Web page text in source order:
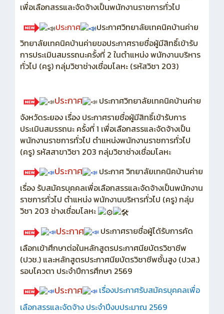
เพื่อเลือกสรรและจัดจ้างเป็นพนักงานราชการทั่วไป
ประกาศ
ประกาศวิทยาลัยเทคนิคบ้านค่าย
วิทยาลัยเทคนิคบ้านค่ายขอประกาศรายชื่อผู้มีสิทธิ์เข้ารับ
การประเมินสมรรถนะครั้งที่ 2 ในตำแหน่ง พนักงานบริหาร
ทั่วไป (ครู) กลุ่มวิชาช่างเชื่อมโลหะ (รหัสวิชา 203)
ประกาศ
ประกาศวิทยาลัยเทคนิคบ้านค่าย
จังหวัดระยอง เรื่อง ประกาศรายชื่อผู้มีสิทธิ์เข้ารับการ
ประเมินสมรรถนะ ครั้งที่ 1 เพื่อเลือกสรรและจัดจ้างเป็น
พนักงานราชการทั่วไป ตำแหน่งพนักงานราชการทั่วไป
(ครู) รหัสสาขาวิชา 203 กลุ่มวิชาช่างเชื่อมโลหะ
ประกาศ
ประกาศ วิทยาลัยเทคนิคบ้านค่าย
เรื่อง รับสมัครบุคคลเพื่อเลือกสรรและจัดจ้างเป็นพนักงาน
ราชการทั่วไป ตำแหน่ง พนักงานบริหารทั่วไป (ครู) กลุ่ม
วิชา 203 ช่างเชื่อมโลหะ
ประกาศ
ประกาศรายชื่อผู้ได้รับการคัด
เลือกเข้าศึกษาต่อในหลักสูตรประกาศนียบัตรวิชาชีพ
(ปวช.) และหลักสูตรประกาศนียบัตรวิชาชีพชั้นสูง (ปวส.)
รอบโควตา ประจำปีการศึกษา 2569
ประกาศ เรื่องประกาศรับสมัครบุคคลเพื่อ
เลือกสรรและจัดจ้าง ประจำปีงบประมาณ 2569